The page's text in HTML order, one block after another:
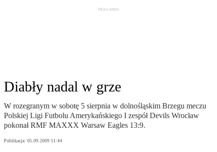
Diabły nadal w grze
W rozegranym w sobotę 5 sierpnia w dolnośląskim Brzegu meczu
Polskiej Ligi Futbolu Amerykańskiego I zespół Devils Wrocław
pokonał RMF MAXXX Warsaw Eagles 13:9.
Publikacja: 05.09.2009 11:44